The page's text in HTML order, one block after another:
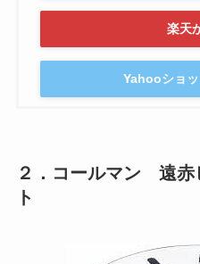
楽天
Yahooショ
２．コールマン 遠赤
ト